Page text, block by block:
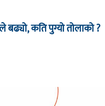
कति पुग्यो तोलाको ?